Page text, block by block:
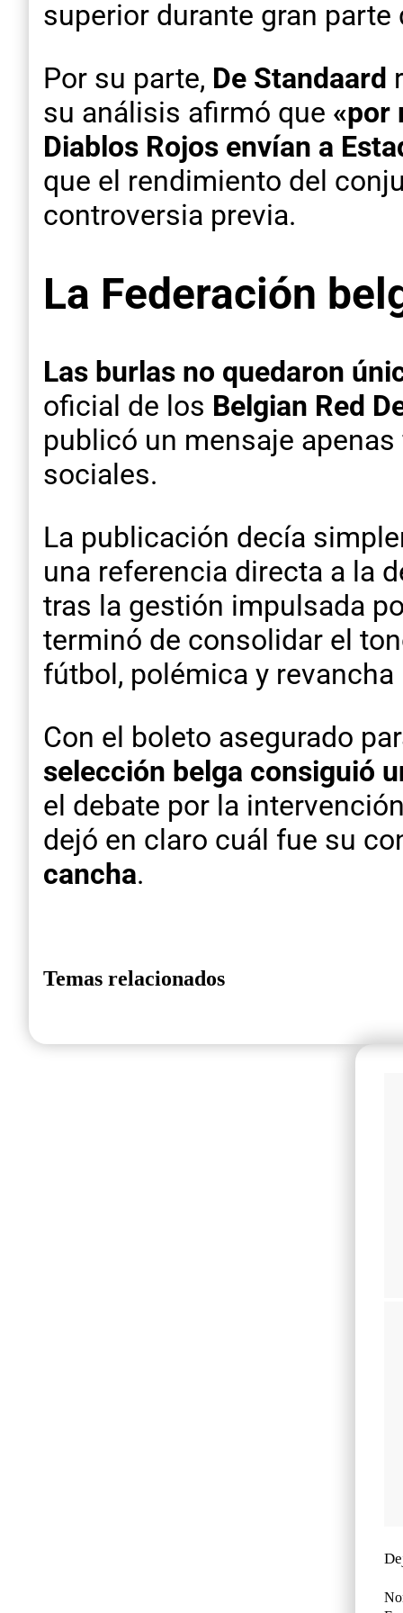
superior durante gran parte
Por su parte, De Standaard
su análisis afirmó que «por
Diablos Rojos envían a
que el rendimiento del
controversia previa.
La Federación
Las burlas no quedaron
oficial de los Belgian Red
publicó un mensaje
sociales.
La publicación decía
una referencia directa a la
tras la gestión impulsada
terminó de consolidar el
fútbol, polémica y
Con el boleto asegurado
selección belga consiguió
el debate por la
dejó en claro cuál fue su
cancha.
Temas relacionados